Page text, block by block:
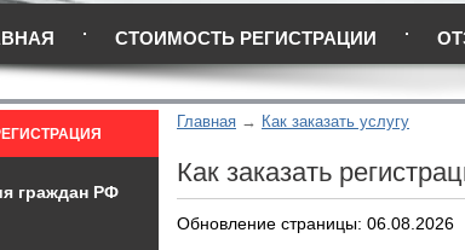
СТОИМОСТЬ РЕГИСТРАЦИИ
Главная Как заказать услугу
Как заказать
Обновление страницы: 06.08.2026
граждан РФ